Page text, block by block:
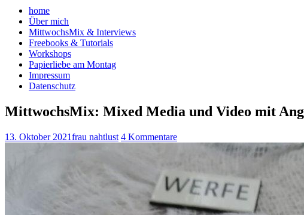
home
Über mich
MittwochsMix & Interviews
Freebooks & Tutorials
Workshops
Papierliebe am Montag
Impressum
Datenschutz
MittwochsMix: Mixed Media und Video mit
13. Oktober 2021frau nahtlust 4 Kommentare